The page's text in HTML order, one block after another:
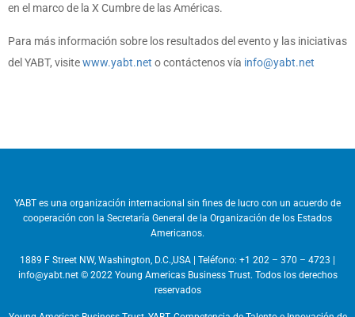
en el marco de la X Cumbre de las Américas.
Para más información sobre los resultados del evento y las iniciativas
del YABT, visitewww.yabt.net o contáctenos vía info@yabt.net
YABT es una organización internacional sin fines de lucro con un acuerdo de
cooperación con la Secretaría General de la Organización de los Estados
Americanos.
1889 F Street NW, Washington, D.C.,USA | Teléfono: +1 202 – 370 – 4723 |
info@yabt.net © 2022 Young Americas Business Trust. Todos los derechos
reservados